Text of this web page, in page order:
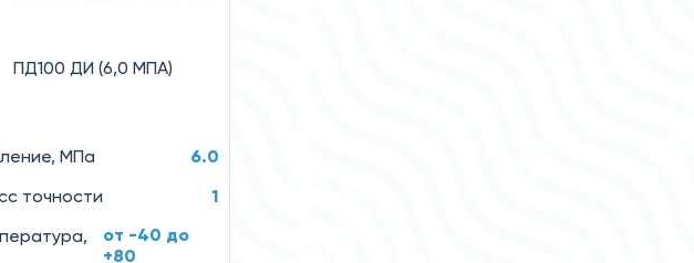
ПД100 ДИ (6,0 МПА)
МПа
6.0
точности
1
от -40 до
+80